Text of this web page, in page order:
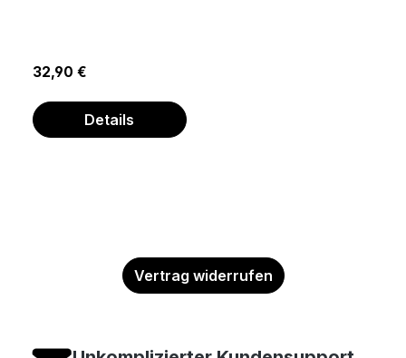
Regulärer Preis:
32,90 €
Details
Vertrag widerrufen